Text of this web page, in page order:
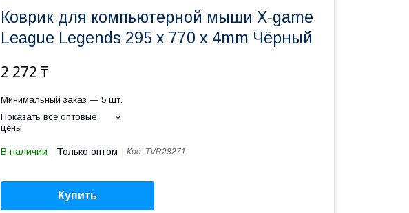
Коврик для компьютерной мыши X-game
League Legends 295 x 770 x 4mm Чёрный
2 272 ₸
Минимальный заказ — 5 шт.
Показать все оптовые
цены
В наличии Только оптом Код: TVR28271
Купить